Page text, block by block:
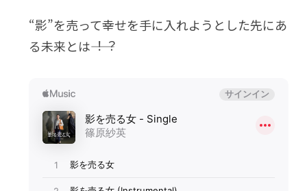
“影”を売って幸せを⼿に⼊れようとした先にあ
る未来とは――︕︖